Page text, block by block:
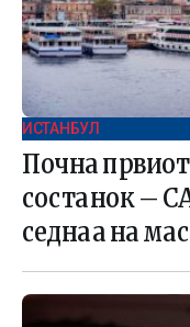
ИСТАНБУЛ
Почна
состанок –
седнаа на